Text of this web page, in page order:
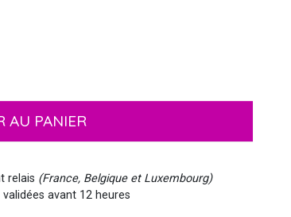
AU PANIER
relais (France, Belgique et Luxembourg)
avant 12 heures